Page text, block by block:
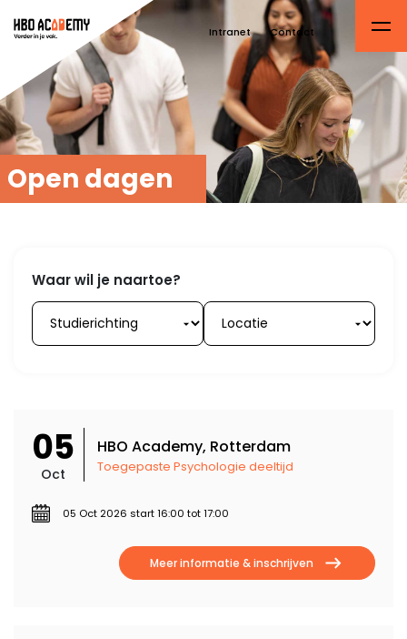
Intranet Contact
Open dagen
Waar wil je naartoe?
05
Oct
HBO Academy, Rotterdam
Toegepaste Psychologie deeltijd
05 Oct 2026 start 16:00 tot 17:00
Meer informatie & inschrijven